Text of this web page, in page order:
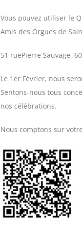
Vous pouvez utiliser le
Amis des Orgues de
51 ruePierre Sauvage,
Le 1er Février, nous
Sentons-nous tous
nos célébrations.
Nous comptons sur